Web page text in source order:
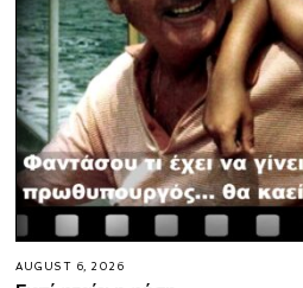
AUGUST 6, 2026